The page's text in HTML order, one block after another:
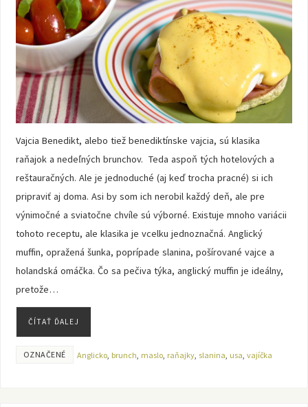
Vajcia Benedikt, alebo tiež benediktínske vajcia, sú klasika
raňajok a nedeľných brunchov. Teda aspoň tých hotelových a
reštauračných. Ale je jednoduché (aj keď trocha pracné) si ich
pripraviť aj doma. Asi by som ich nerobil každý deň, ale pre
výnimočné a sviatočne chvíle sú výborné. Existuje mnoho variácii
tohoto receptu, ale klasika je vcelku jednoznačná. Anglický
muffin, opražená šunka, poprípade slanina, pošírované vajce a
holandská omáčka. Čo sa pečiva týka, anglický muffin je ideálny,
pretože…
ČÍTAŤ ĎALEJ
OZNAČENÉ Anglicko, brunch, maslo, raňajky, slanina, usa, vajíčka